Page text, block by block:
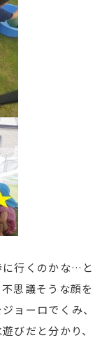
に行くのかな…と
思議そうな顔を
ョーロでくみ、
びだと分かり、